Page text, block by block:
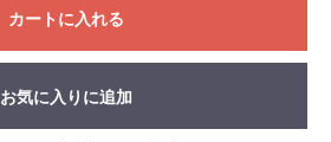
カートに入れる
お気に入りに追加